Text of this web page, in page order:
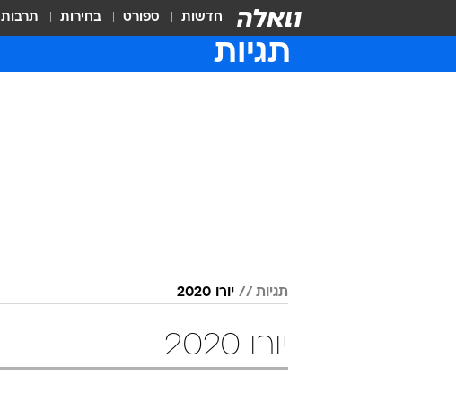
חדשות ספורט בחירות תרבות
תגיות
תגיות יורו 2020
יורו 2020